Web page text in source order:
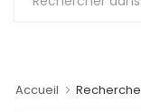
Accueil Recherche